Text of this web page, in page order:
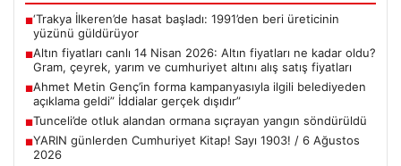
■‘Trakya İlkeren’de hasat başladı: 1991’den beri üreticinin
yüzünü güldürüyor
■Altın fiyatları canlı 14 Nisan 2026: Altın fiyatları ne kadar oldu?
Gram, çeyrek, yarım ve cumhuriyet altını alış satış fiyatları
■Ahmet Metin Genç’in forma kampanyasıyla ilgili belediyeden
açıklama geldi” İddialar gerçek dışıdır”
■Tunceli’de otluk alandan ormana sıçrayan yangın söndürüldü
■YARIN günlerden Cumhuriyet Kitap! Sayı 1903! / 6 Ağustos
2026